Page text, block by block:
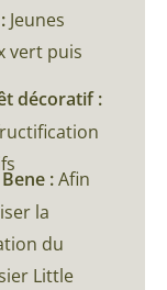
Jeunes
vert puis
décoratif :
:Afin
la
du
Little